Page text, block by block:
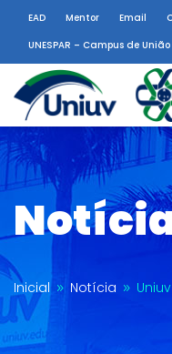
EAD Mentor Email
UNESPAR – Campus de
Inicial 9 Notícia 9